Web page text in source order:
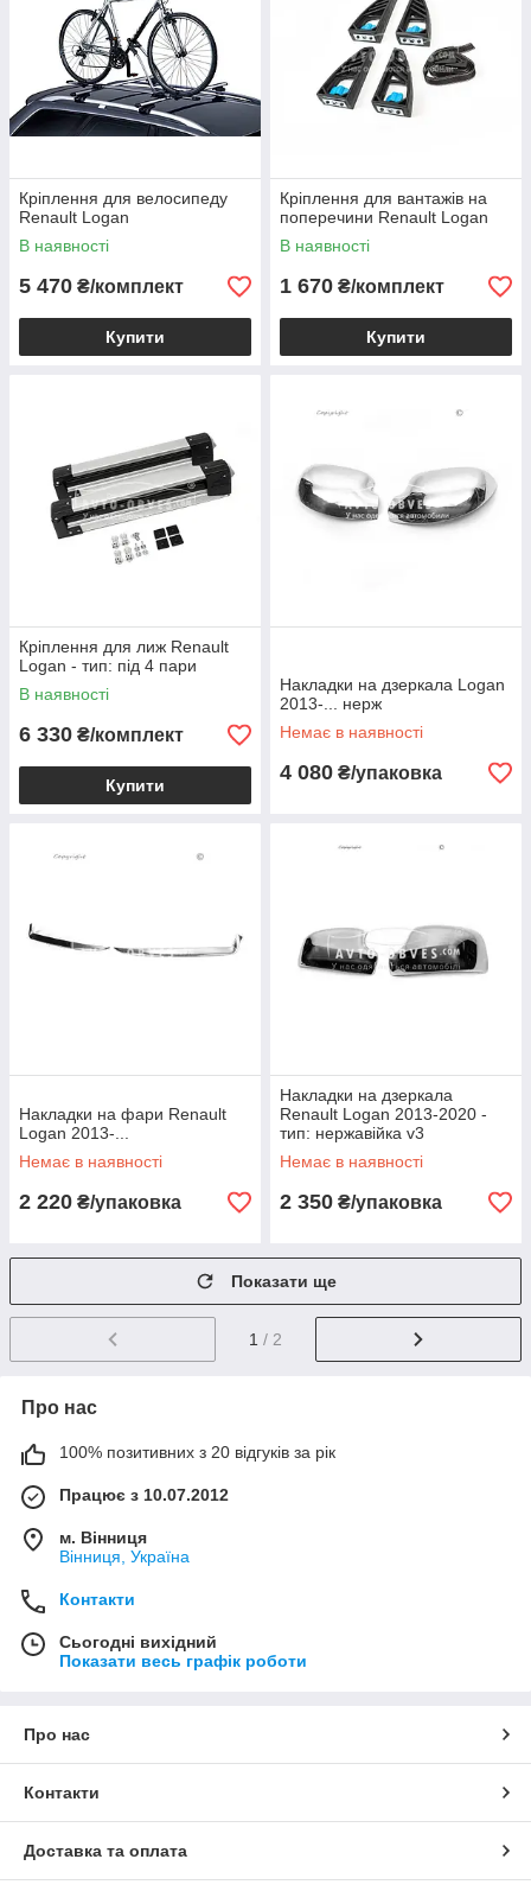
Кріплення для велосипеду
Renault Logan
В наявності
5 470 ₴/комплект
Купити
Кріплення для вантажів на
поперечини Renault Logan
В наявності
1 670 ₴/комплект
Купити
Кріплення для лиж Renault
Logan - тип: під 4 пари
В наявності
6 330 ₴/комплект
Купити
Накладки на дзеркала Logan
2013-... нерж
Немає в наявності
4 080 ₴/упаковка
Накладки на фари Renault
Logan 2013-...
Немає в наявності
2 220 ₴/упаковка
Накладки на дзеркала
Renault Logan 2013-2020 -
тип: нержавійка v3
Немає в наявності
2 350 ₴/упаковка
Показати ще
1 / 2
Про нас
100% позитивних з 20 відгуків за рік
Працює з 10.07.2012
м. Вінниця
Вінниця, Україна
Контакти
Сьогодні вихідний
Показати весь графік роботи
Про нас
Контакти
Доставка та оплата